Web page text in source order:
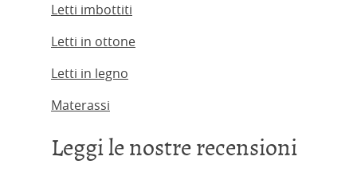
Letti imbottiti
Letti in ottone
Letti in legno
Materassi
Leggi le nostre recensioni